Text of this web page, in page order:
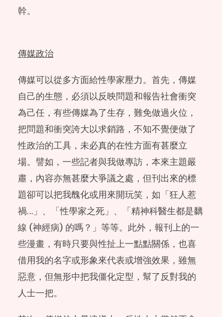
幹。
傳媒政治
傳媒可以從多方面給性學家壓力。首先，傳媒
自己的生態，必須以反映問題和報告社會衝突
為己任，有些傳媒為了生存，難免做過火位，
把問題和衝突誇大以求銷路，不知不覺便做了
性政治的工具，未必真的在性方面有甚麼立
場。譬如，一些記者與我做專訪，本來主題嚴
肅，內容亦無甚麼大爭議之處，但刊出來的標
題卻可以把我醜化或用來開玩笑，如「狂人惹
禍…」、「性學家之死」、「精神科醫生都是黐
線 (神經病) 的嗎？」等等。此外，報刊上的一
些漫畫，有時只要與性扯上一點點關係，也喜
借用我的名字或形象來代表或增強效果，雖無
惡意，但無形中把我僵化定型，幫了反對我的
人士一把。